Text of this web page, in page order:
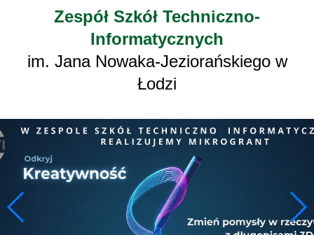
Zespół Szkół Techniczno-
Informatycznych
im. Jana Nowaka-Jeziorańskiego w
Łodzi